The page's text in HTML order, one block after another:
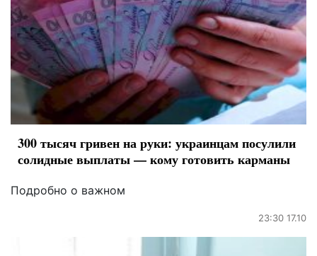
300 тысяч гривен на руки: украинцам посулили
солидные выплаты — кому готовить карманы
Подробно о важном
23:30 17.10